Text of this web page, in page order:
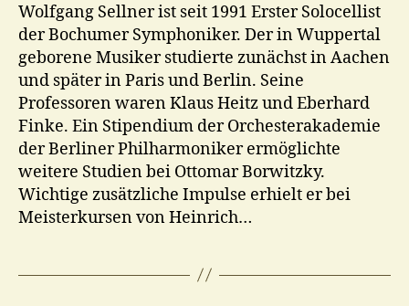
Wolfgang Sellner ist seit 1991 Erster Solocellist
der Bochumer Symphoniker. Der in Wuppertal
geborene Musiker studierte zunächst in Aachen
und später in Paris und Berlin. Seine
Professoren waren Klaus Heitz und Eberhard
Finke. Ein Stipendium der Orchesterakademie
der Berliner Philharmoniker ermöglichte
weitere Studien bei Ottomar Borwitzky.
Wichtige zusätzliche Impulse erhielt er bei
Meisterkursen von Heinrich…